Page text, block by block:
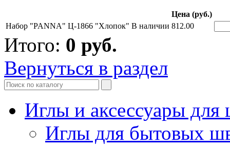
Цена (руб.)
Набор "PANNA" Ц-1866 "Хлопок" В наличии 812.00
Итого: 0 руб.
Вернуться в раздел
Иглы и аксессуары
Иглы для бытовых